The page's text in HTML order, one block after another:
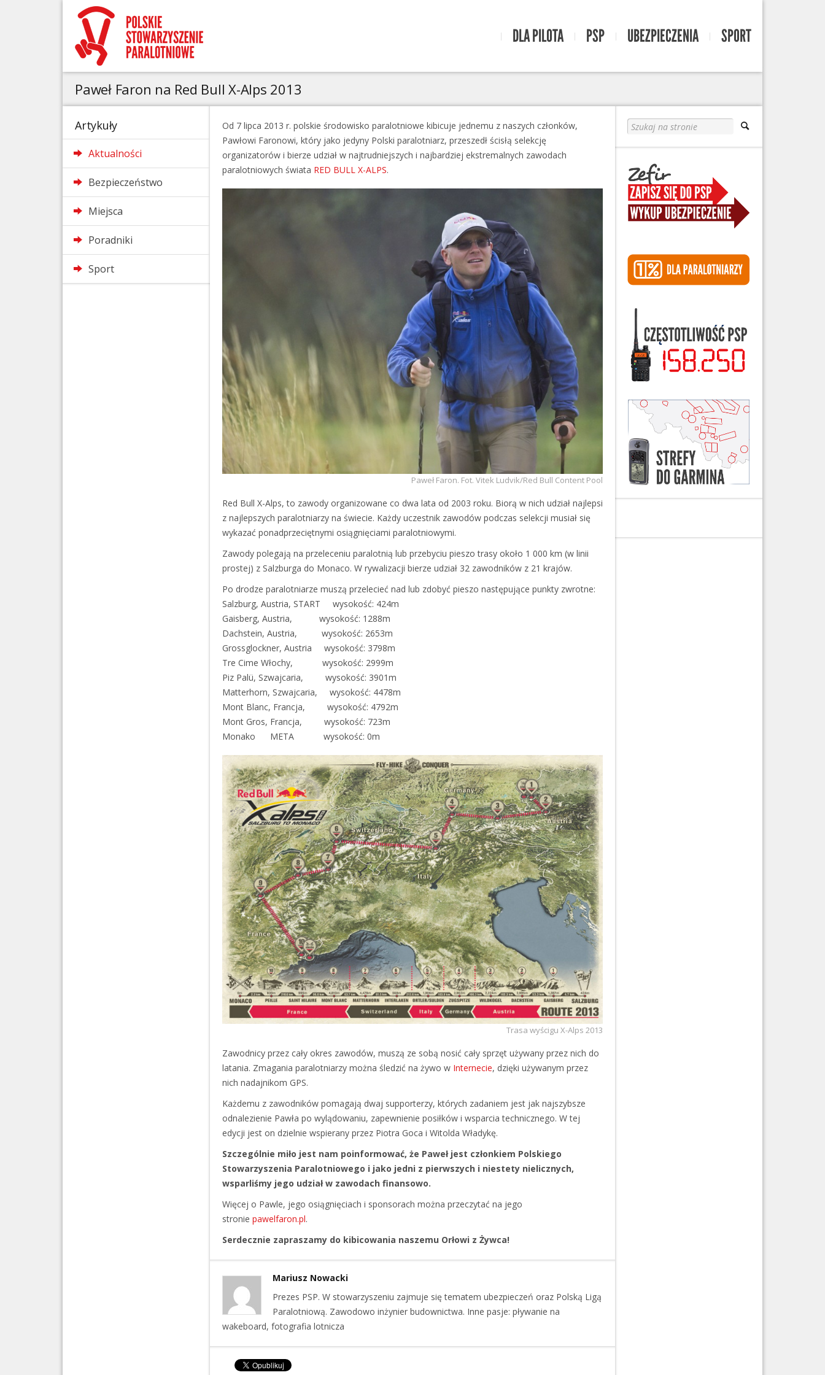
DLA PILOTA PSP UBEZPIECZENIA SPORT
Paweł Faron na Red Bull X-Alps 2013
Artykuły
Aktualności
Bezpieczeństwo
Miejsca
Poradniki
Sport
Od 7 lipca 2013 r. polskie środowisko paralotniowe kibicuje jednemu z naszych członków,
Pawłowi Faronowi, który jako jedyny Polski paralotniarz, przeszedł ścisłą selekcję
organizatorów i bierze udział w najtrudniejszych i najbardziej ekstremalnych zawodach
paralotniowych świata RED BULL X-ALPS.
Paweł Faron. Fot. Vitek Ludvik/Red Bull Content Pool
Red Bull X-Alps, to zawody organizowane co dwa lata od 2003 roku. Biorą w nich udział najlepsi
z najlepszych paralotniarzy na świecie. Każdy uczestnik zawodów podczas selekcji musiał się
wykazać ponadprzeciętnymi osiągnięciami paralotniowymi.
Zawody polegają na przeleceniu paralotnią lub przebyciu pieszo trasy około 1 000 km (w linii
prostej) z Salzburga do Monaco. W rywalizacji bierze udział 32 zawodników z 21 krajów.
Po drodze paralotniarze muszą przelecieć nad lub zdobyć pieszo następujące punkty zwrotne:
Salzburg, Austria, START wysokość: 424m
Gaisberg, Austria, wysokość: 1288m
Dachstein, Austria, wysokość: 2653m
Grossglockner, Austria wysokość: 3798m
Tre Cime Włochy, wysokość: 2999m
Piz Palü, Szwajcaria, wysokość: 3901m
Matterhorn, Szwajcaria, wysokość: 4478m
Mont Blanc, Francja, wysokość: 4792m
Mont Gros, Francja, wysokość: 723m
Monako META wysokość: 0m
Trasa wyścigu X-Alps 2013
Zawodnicy przez cały okres zawodów, muszą ze sobą nosić cały sprzęt używany przez nich do
latania. Zmagania paralotniarzy można śledzić na żywo w Internecie, dzięki używanym przez
nich nadajnikom GPS.
Każdemu z zawodników pomagają dwaj supporterzy, których zadaniem jest jak najszybsze
odnalezienie Pawła po wylądowaniu, zapewnienie posiłków i wsparcia technicznego. W tej
edycji jest on dzielnie wspierany przez Piotra Goca i Witolda Władykę.
Szczególnie miło jest nam poinformować, że Paweł jest członkiem Polskiego
Stowarzyszenia Paralotniowego i jako jedni z pierwszych i niestety nielicznych,
wsparliśmy jego udział w zawodach finansowo.
Więcej o Pawle, jego osiągnięciach i sponsorach można przeczytać na jego
stronie pawelfaron.pl.
Serdecznie zapraszamy do kibicowania naszemu Orłowi z Żywca!
Mariusz Nowacki
Prezes PSP. W stowarzyszeniu zajmuje się tematem ubezpieczeń oraz Polską Ligą
Paralotniową. Zawodowo inżynier budownictwa. Inne pasje: pływanie na
wakeboard, fotografia lotnicza